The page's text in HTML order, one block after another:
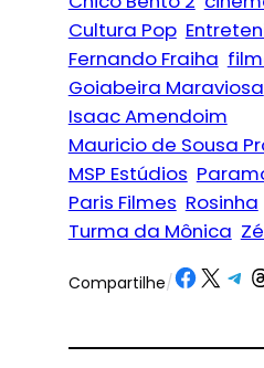
Cultura Pop
Fernando Fraiha
Goiabeira Maraviosa
Isaac Amendoim
Mauricio de Sousa
MSP Estúdios
Paris Filmes Rosinha
Turma da Mônica
Compartilhe/Share on
Share on X Share